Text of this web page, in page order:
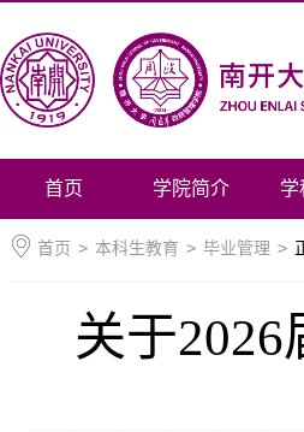
首页 学院简介 学
首页 > 本科生教育 > 毕业管理 >
关于